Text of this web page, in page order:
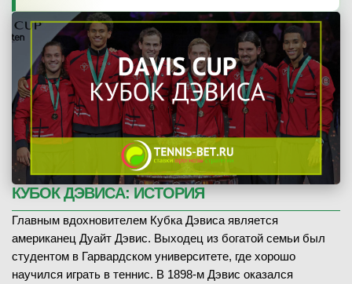
H. Naw(1056)
08.02.2026
ЗАВЕРШЁН
В D. Suresh(482)
G. Den Ouden(211)
КУБОК ДЭВИСА: ИСТОРИЯ
Главным вдохновителем Кубка Дэвиса является
американец Дуайт Дэвис. Выходец из богатой семьи был
студентом в Гарвардском университете, где хорошо
научился играть в теннис. В 1898-м Дэвис оказался